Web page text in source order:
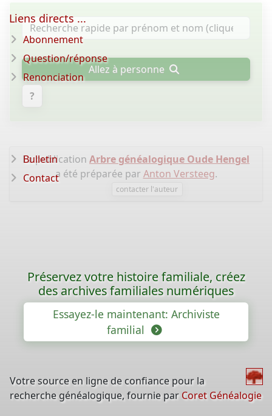
Allez à personne
?
La publication Arbre généalogique Oude Hengel
a été préparée par Anton Versteeg.
contacter l'auteur
Liens directs ...
Abonnement
Question/réponse
Renonciation
Bulletin
Contact
Préservez votre histoire familiale, créez
des archives familiales numériques
Essayez-le maintenant: Archiviste
familial
Votre source en ligne de confiance pour la
recherche généalogique, fournie par Coret Généalogie